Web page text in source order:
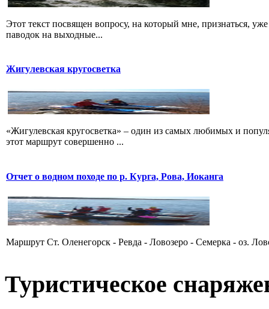
Этот текст посвящен вопросу, на который мне, признаться,
паводок на выходные...
Жигулевская кругосветка
«Жигулевская кругосветка» – один из самых любимых и
этот маршрут совершенно ...
Отчет о водном походе по р. Курга, Рова, Иоканга
Маршрут Ст. Оленегорск - Ревда - Ловозеро - Семерка - оз.
Туристическое